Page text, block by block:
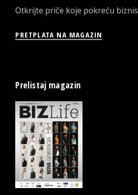
Otkrijte priče koje pokreću biznis
PRETPLATA NA MAGAZIN
Prelistaj magazin